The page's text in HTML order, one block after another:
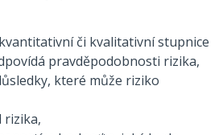
či kvalitativní stupnice
pravděpodobnosti rizika,
které může riziko
rizika,